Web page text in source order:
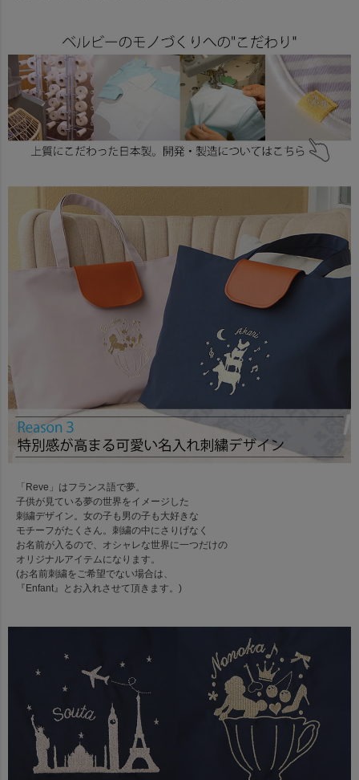
「Reve」はフランス語で夢。
子供が見ている夢の世界をイメージした
刺繍デザイン。女の子も男の子も大好きな
モチーフがたくさん。刺繍の中にさりげなく
お名前が入るので、オシャレな世界に一つだけの
オリジナルアイテムになります。
(お名前刺繍をご希望でない場合は、
『Enfant』とお入れさせて頂きます。)